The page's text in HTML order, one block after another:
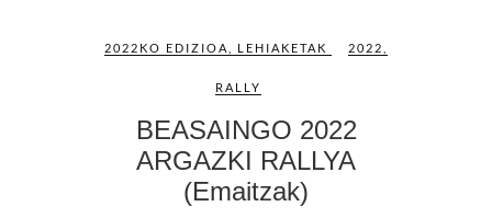
2022KO EDIZIOA LEHIAKETAK 2022
RALLY
BEASAINGO 2022
ARGAZKI RALLYA
(Emaitzak)